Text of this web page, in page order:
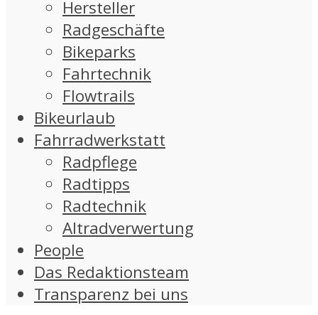
Hersteller
Radgeschäfte
Bikeparks
Fahrtechnik
Flowtrails
Bikeurlaub
Fahrradwerkstatt
Radpflege
Radtipps
Radtechnik
Altradverwertung
People
Das Redaktionsteam
Transparenz bei uns